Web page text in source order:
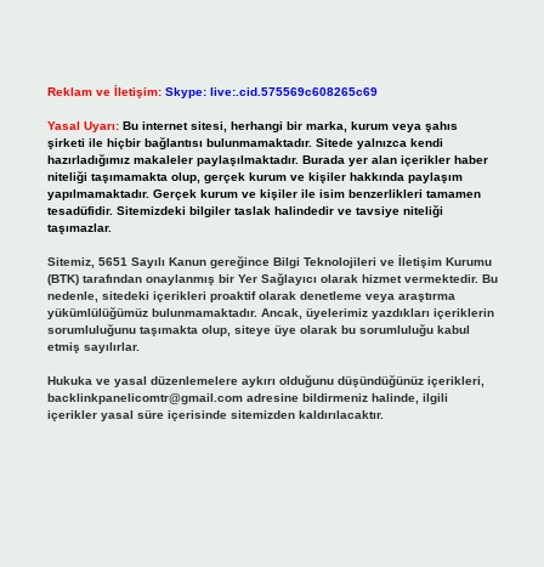
Reklam ve İletişim: Skype: live:.cid.575569c608265c69
Yasal Uyarı: Bu internet sitesi, herhangi bir marka, kurum veya şahıs
şirketi ile hiçbir bağlantısı bulunmamaktadır. Sitede yalnızca kendi
hazırladığımız makaleler paylaşılmaktadır. Burada yer alan içerikler haber
niteliği taşımamakta olup, gerçek kurum ve kişiler hakkında paylaşım
yapılmamaktadır. Gerçek kurum ve kişiler ile isim benzerlikleri tamamen
tesadüfidir. Sitemizdeki bilgiler taslak halindedir ve tavsiye niteliği
taşımazlar.
Sitemiz, 5651 Sayılı Kanun gereğince Bilgi Teknolojileri ve İletişim Kurumu
(BTK) tarafından onaylanmış bir Yer Sağlayıcı olarak hizmet vermektedir. Bu
nedenle, sitedeki içerikleri proaktif olarak denetleme veya araştırma
yükümlülüğümüz bulunmamaktadır. Ancak, üyelerimiz yazdıkları içeriklerin
sorumluluğunu taşımakta olup, siteye üye olarak bu sorumluluğu kabul
etmiş sayılırlar.
Hukuka ve yasal düzenlemelere aykırı olduğunu düşündüğünüz içerikleri,
backlinkpanelicomtr@gmail.comadresine bildirmeniz halinde, ilgili
içerikler yasal süre içerisinde sitemizden kaldırılacaktır.